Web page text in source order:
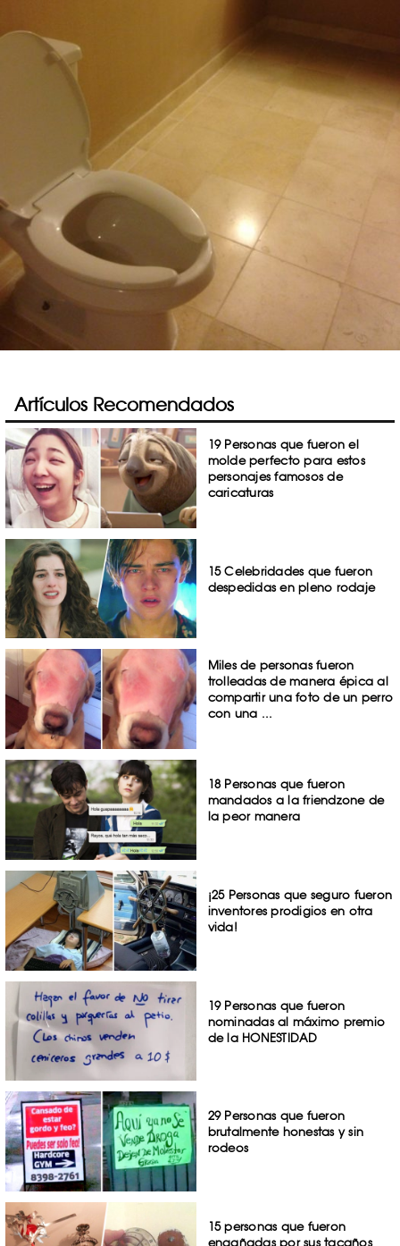
Artículos Recomendados
19 Personas que fueron el
molde perfecto para estos
personajes famosos de
caricaturas
15 Celebridades que fueron
despedidas en pleno rodaje
Miles de personas fueron
trolleadas de manera épica al
compartir una foto de un perro
con una ...
18 Personas que fueron
mandados a la friendzone de
la peor manera
¡25 Personas que seguro fueron
inventores prodigios en otra
vida!
19 Personas que fueron
nominadas al máximo premio
de la HONESTIDAD
29 Personas que fueron
brutalmente honestas y sin
rodeos
15 personas que fueron
engañadas por sus tacaños